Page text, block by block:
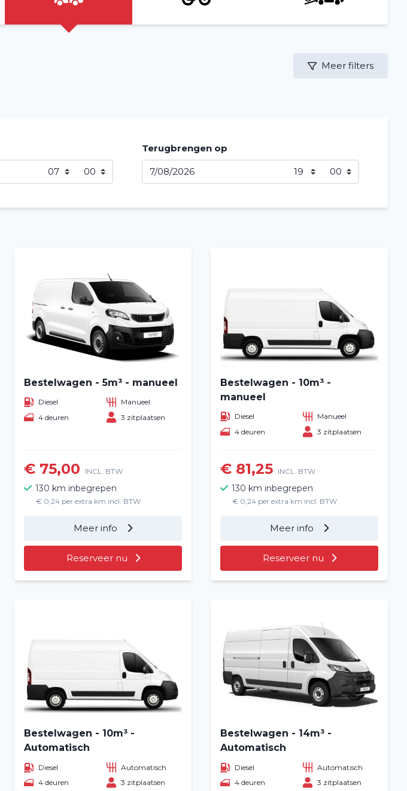
Meer filters
Terugbrengen op
Bestelwagen - 5m³ - manueel
Diesel
Manueel
4 deuren
3 zitplaatsen
€ 75,00 INCL. BTW
130 km inbegrepen
€ 0,24 per extra km incl. BTW
Meer info
Reserveer nu
Bestelwagen - 10m³ -
manueel
Diesel
Manueel
4 deuren
3 zitplaatsen
€ 81,25 INCL. BTW
130 km inbegrepen
€ 0,24 per extra km incl. BTW
Meer info
Reserveer nu
Bestelwagen - 10m³ -
Automatisch
Diesel
Automatisch
4 deuren
3 zitplaatsen
Bestelwagen - 14m³ -
Automatisch
Diesel
Automatisch
4 deuren
3 zitplaatsen